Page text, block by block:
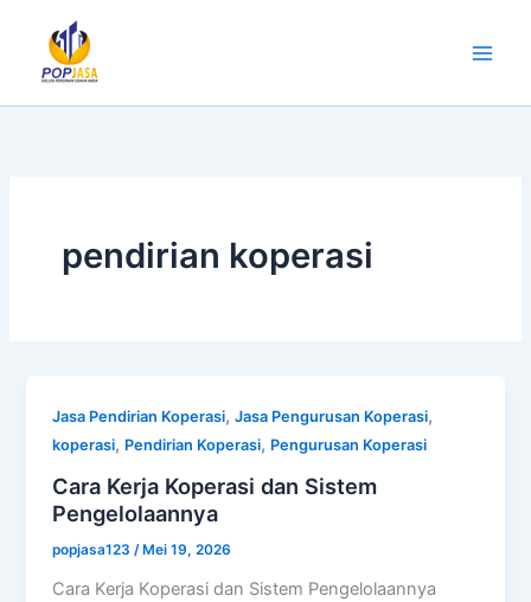
konten
pendirian koperasi
Jasa Pendirian Koperasi,Jasa Pengurusan Koperasi,
koperasi, Pendirian Koperasi, Pengurusan Koperasi
Cara Kerja Koperasi dan Sistem
Pengelolaannya
popjasa123 /Mei 19, 2026
Cara Kerja Koperasi dan Sistem Pengelolaannya